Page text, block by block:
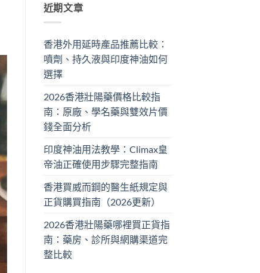
近期文章
香港外用延時產品推薦比較：
噴劑、持久液與印度神油如何
選擇
2026香港壯陽藥價格比較指
南：原廠、學名藥與雙效片價
錢全面分析
印度神油用法教學：Climax皇
帝油正確使用步驟完整指南
香港買威而鋼的醫生紙規定與
正貨購買指南（2026更新）
2026香港壯陽藥哪裡買正貨指
南：藥房、診所與網購渠道完
整比較